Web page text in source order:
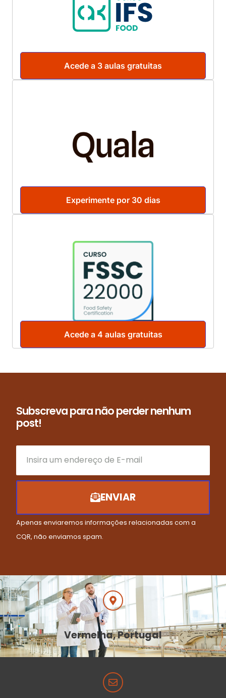
Acede a 3 aulas gratuitas
Experimente por 30 dias
Acede a 4 aulas gratuitas
Subscreva para não perder nenhum
post!
ENVIAR
Apenas enviaremos informações relacionadas com a
CQR, não enviamos spam.
Vermelha, Portugal